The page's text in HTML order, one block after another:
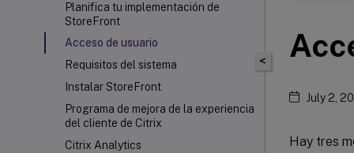
Planifica tu implementación de
StoreFront
Acceso de usuario
Requisitos del sistema
Instalar StoreFront
Programa de mejora de la experiencia
del cliente de Citrix
Citrix Analytics
<
July 2,
Hay tres